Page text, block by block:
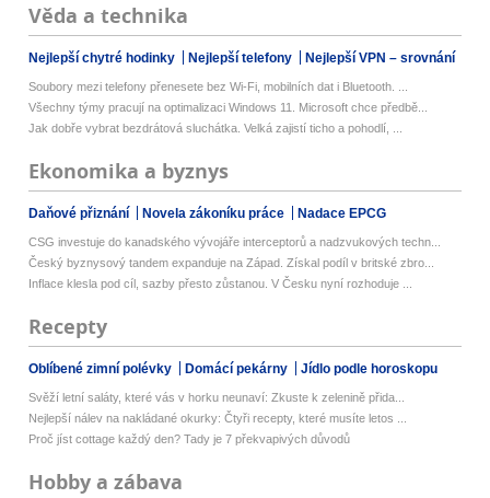
Věda a technika
Nejlepší chytré hodinky Nejlepší telefony Nejlepší VPN – srovnání
Soubory mezi telefony přenesete bez Wi-Fi, mobilních dat i Bluetooth. ...
Všechny týmy pracují na optimalizaci Windows 11. Microsoft chce předbě...
Jak dobře vybrat bezdrátová sluchátka. Velká zajistí ticho a pohodlí, ...
Ekonomika a byznys
Daňové přiznání Novela zákoníku práce Nadace EPCG
CSG investuje do kanadského vývojáře interceptorů a nadzvukových techn...
Český byznysový tandem expanduje na Západ. Získal podíl v britské zbro...
Inflace klesla pod cíl, sazby přesto zůstanou. V Česku nyní rozhoduje ...
Recepty
Oblíbené zimní polévky Domácí pekárny Jídlo podle horoskopu
Svěží letní saláty, které vás v horku neunaví: Zkuste k zelenině přida...
Nejlepší nálev na nakládané okurky: Čtyři recepty, které musíte letos ...
Proč jíst cottage každý den? Tady je 7 překvapivých důvodů
Hobby a zábava